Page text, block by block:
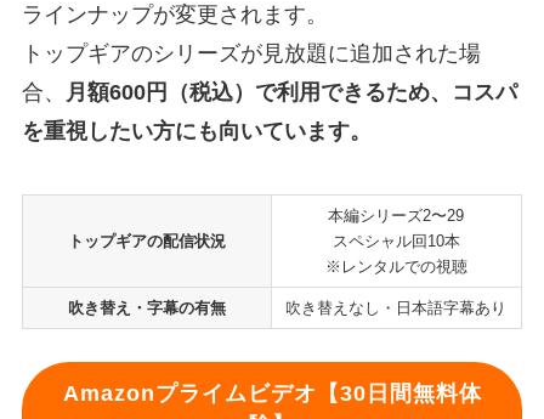
ラインナップが変更されます。
トップギアのシリーズが見放題に追加された場
合、
月額600円（税込）で利用できるため、コスパ
を重視したい方にも向いています。
トップギアの配信状況
本編シリーズ2〜29
スペシャル回10本
※レンタルでの視聴
吹き替え・字幕の有無 吹き替えなし・日本語字幕あり
Amazonプライムビデオ【30日間無料体